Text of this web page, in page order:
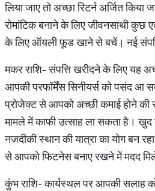
लिया जाए तो अच्छा रिटर्न अर्जित
रोमांटिक बनाने के लिए जीवनसाथी कुछ
के लिए ऑयली फूड खाने से बचें। नई
मकर राशि- संपत्ति खरीदने के लिए यह
आपकी परफॉर्मेंस सिनीयर्स को पसंद आ
प्रोजेक्ट से आपको अच्छी कमाई होने की
मामले में काफी उत्साह ला सकता है।
नजदीकी स्थान की यात्रा का योग बन
से आपको फिटनेस बनाए रखने में मदद
कुंभ राशि- कार्यस्थल पर आपकी सलाह